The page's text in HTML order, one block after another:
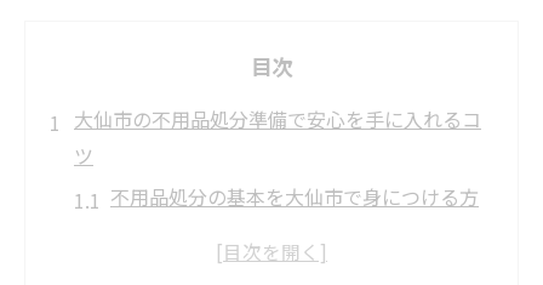
目次
大仙市の不用品処分準備で安心を手に入れるコ
ツ
不用品処分の基本を大仙市で身につける方